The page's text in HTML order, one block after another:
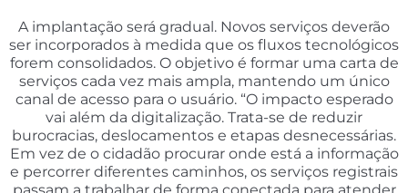
A implantação será gradual. Novos serviços deverão
ser incorporados à medida que os fluxos tecnológicos
forem consolidados. O objetivo é formar uma carta de
serviços cada vez mais ampla, mantendo um único
canal de acesso para o usuário. “O impacto esperado
vai além da digitalização. Trata-se de reduzir
burocracias, deslocamentos e etapas desnecessárias.
Em vez de o cidadão procurar onde está a informação
e percorrer diferentes caminhos, os serviços registrais